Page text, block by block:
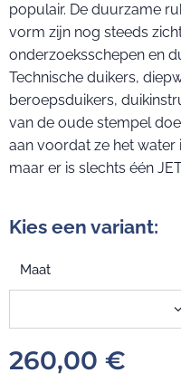
populair. De duurzame
vorm zijn nog steeds
onderzoeksschepen en
Technische duikers,
beroepsduikers,
van de oude stempel
aan voordat ze het water
maar er is slechts één
Kies een variant:
Maat
260,00 €